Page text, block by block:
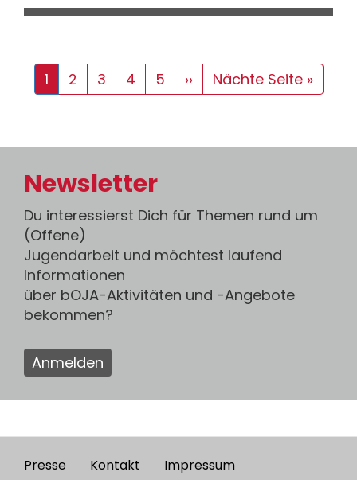
Seitennummerierung
Aktuelle
Seite
1 Seite
2 Seite
3 Seite
4 Seite
5
Nächste
Seite
››
Letzte
Seite
Nächte Seite »
Newsletter
Du interessierst Dich für Themen rund um
(Offene)
Jugendarbeit und möchtest laufend
Informationen
über bOJA-Aktivitäten und -Angebote
bekommen?
Anmelden
Presse Kontakt Impressum